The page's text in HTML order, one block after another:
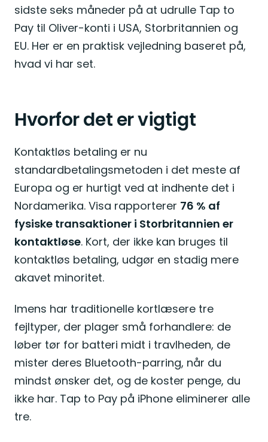
sidste seks måneder på at udrulle Tap to
Pay til Oliver-konti i USA, Storbritannien og
EU. Her er en praktisk vejledning baseret på,
hvad vi har set.
Hvorfor det er vigtigt
Kontaktløs betaling er nu
standardbetalingsmetoden i det meste af
Europa og er hurtigt ved at indhente det i
Nordamerika. Visa rapporterer 76 % af
fysiske transaktioner i Storbritannien er
kontaktløse. Kort, der ikke kan bruges til
kontaktløs betaling, udgør en stadig mere
akavet minoritet.
Imens har traditionelle kortlæsere tre
fejltyper, der plager små forhandlere: de
løber tør for batteri midt i travlheden, de
mister deres Bluetooth-parring, når du
mindst ønsker det, og de koster penge, du
ikke har. Tap to Pay på iPhone eliminerer alle
tre.